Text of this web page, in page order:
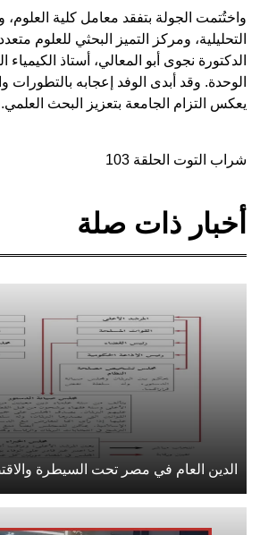
واختُتمت الجولة بتفقد معامل كلية العلوم،
التحليلية، ومركز التميز البحثي للعلوم
الدكتورة نجوى أبو المعالي، أستاذ الكيمياء
الوحدة. وقد أبدى الوفد إعجابه بالتطورات
يعكس التزام الجامعة بتعزيز البحث العلمي.
شراب التوت الحلقة 103
أخبار ذات صلة
الدين العام في مصر تحت السيطرة